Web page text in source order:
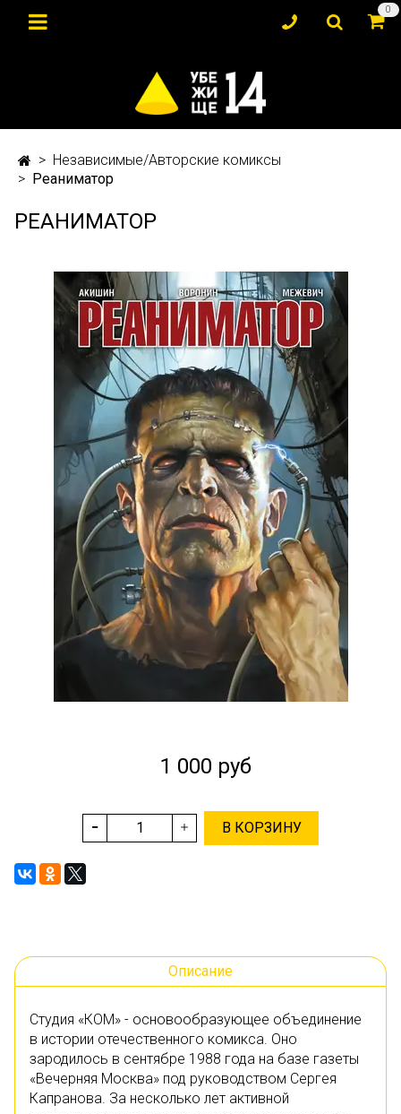
0
Независимые/Авторские комиксы
Реаниматор
РЕАНИМАТОР
1 000 руб
В КОРЗИНУ
Описание
Студия «КОМ» - основообразующее объединение
в истории отечественного комикса. Оно
зародилось в сентябре 1988 года на базе газеты
«Вечерняя Москва» под руководством Сергея
Капранова. За несколько лет активной